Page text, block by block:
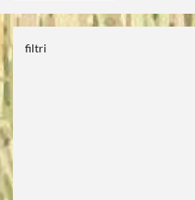
filtri